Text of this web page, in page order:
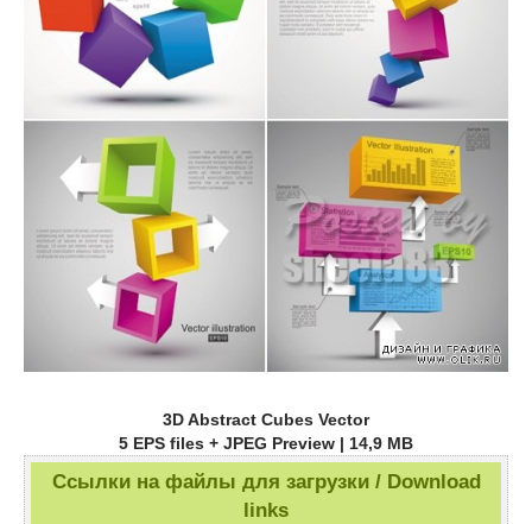
3D Abstract Cubes Vector
5 EPS files + JPEG Preview | 14,9 MB
Ссылки на файлы для загрузки / Download
links